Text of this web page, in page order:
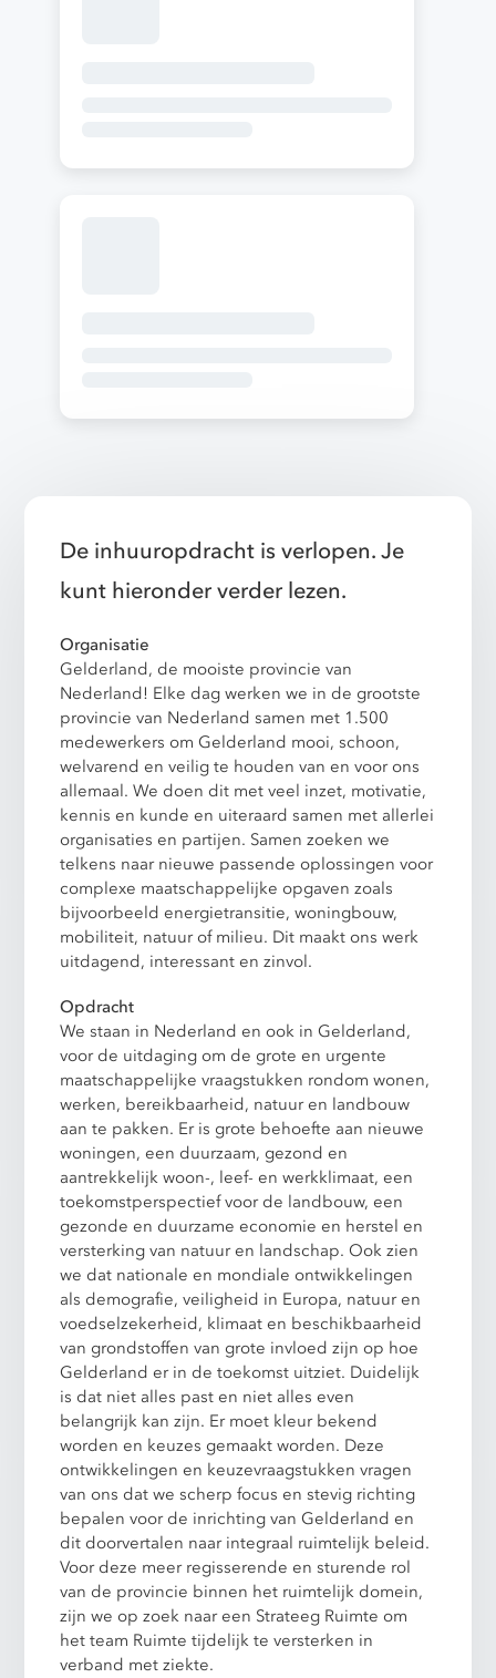
De inhuuropdracht is verlopen. Je
kunt hieronder verder lezen.
Organisatie
Gelderland, de mooiste provincie van
Nederland! Elke dag werken we in de grootste
provincie van Nederland samen met 1.500
medewerkers om Gelderland mooi, schoon,
welvarend en veilig te houden van en voor ons
allemaal. We doen dit met veel inzet, motivatie,
kennis en kunde en uiteraard samen met allerlei
organisaties en partijen. Samen zoeken we
telkens naar nieuwe passende oplossingen voor
complexe maatschappelijke opgaven zoals
bijvoorbeeld energietransitie, woningbouw,
mobiliteit, natuur of milieu. Dit maakt ons werk
uitdagend, interessant en zinvol.
Opdracht
We staan in Nederland en ook in Gelderland,
voor de uitdaging om de grote en urgente
maatschappelijke vraagstukken rondom wonen,
werken, bereikbaarheid, natuur en landbouw
aan te pakken. Er is grote behoefte aan nieuwe
woningen, een duurzaam, gezond en
aantrekkelijk woon-, leef- en werkklimaat, een
toekomstperspectief voor de landbouw, een
gezonde en duurzame economie en herstel en
versterking van natuur en landschap. Ook zien
we dat nationale en mondiale ontwikkelingen
als demografie, veiligheid in Europa, natuur en
voedselzekerheid, klimaat en beschikbaarheid
van grondstoffen van grote invloed zijn op hoe
Gelderland er in de toekomst uitziet. Duidelijk
is dat niet alles past en niet alles even
belangrijk kan zijn. Er moet kleur bekend
worden en keuzes gemaakt worden. Deze
ontwikkelingen en keuzevraagstukken vragen
van ons dat we scherp focus en stevig richting
bepalen voor de inrichting van Gelderland en
dit doorvertalen naar integraal ruimtelijk beleid.
Voor deze meer regisserende en sturende rol
van de provincie binnen het ruimtelijk domein,
zijn we op zoek naar een Strateeg Ruimte om
het team Ruimte tijdelijk te versterken in
verband met ziekte.